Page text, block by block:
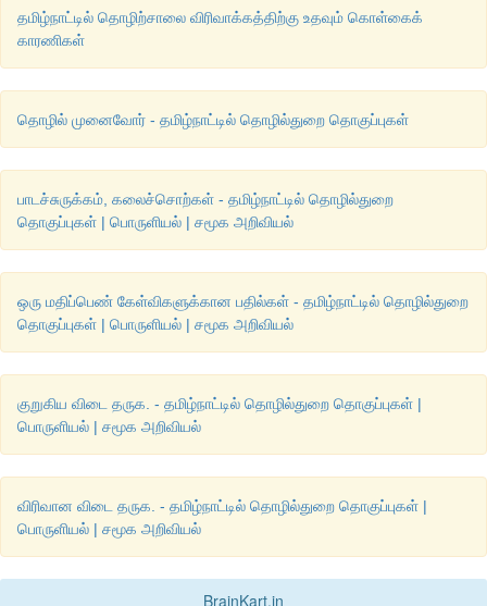
தமிழ்நாட்டில் தொழிற்சாலை விரிவாக்கத்திற்கு உதவும் கொள்கைக்
காரணிகள்
தொழில் முனைவோர் - தமிழ்நாட்டில் தொழில்துறை தொகுப்புகள்
பாடச்சுருக்கம், கலைச்சொற்கள் - தமிழ்நாட்டில் தொழில்துறை
தொகுப்புகள் | பொருளியல் | சமூக அறிவியல்
ஒரு மதிப்பெண் கேள்விகளுக்கான பதில்கள் - தமிழ்நாட்டில் தொழில்துறை
தொகுப்புகள் | பொருளியல் | சமூக அறிவியல்
குறுகிய விடை தருக. - தமிழ்நாட்டில் தொழில்துறை தொகுப்புகள் |
பொருளியல் | சமூக அறிவியல்
விரிவான விடை தருக. - தமிழ்நாட்டில் தொழில்துறை தொகுப்புகள் |
பொருளியல் | சமூக அறிவியல்
BrainKart.in